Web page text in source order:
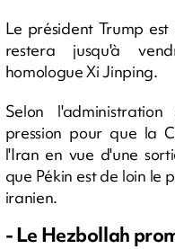
Le président Trump
restera jusqu'à
homologue Xi Jinping.
Selon
pression pour que la
l'Iran en vue d'une
que Pékin est de loin
iranien.
- Le Hezbollah